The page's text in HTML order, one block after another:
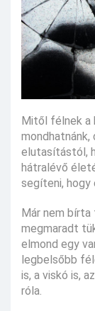
Mitől félnek a
elutasítástól,
hátralévő
segíteni, hogy
Már nem
megmaradt
elmond egy
legbelsőbb
is, a viskó is,
róla.